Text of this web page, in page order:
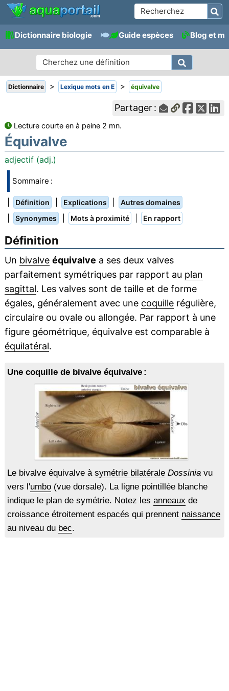
Dictionnaire biologie Guide espèces Blog et
Dictionnaire > Lexique mots en E > équivalve
Partager :
Lecture courte en à peine 2 mn.
Équivalve
adjectif (adj.)
Sommaire :
Définition Explications Autres domaines
Synonymes Mots à proximité En rapport
Définition
Un bivalve équivalve a ses deux valves
parfaitement symétriques par rapport au plan
sagittal. Les valves sont de taille et de forme
égales, généralement avec une coquillerégulière,
circulaire ou ovaleou allongée. Par rapport à une
figure géométrique, équivalve est comparable à
équilatéral.
Une coquille de bivalve équivalve :
Le bivalve équivalve à symétrie bilatérale Dossiniavu
vers l'umbo(vue dorsale). La ligne pointillée blanche
indique le plan de symétrie. Notez les anneaux de
croissance étroitement espacés qui prennent naissance
au niveau du bec.